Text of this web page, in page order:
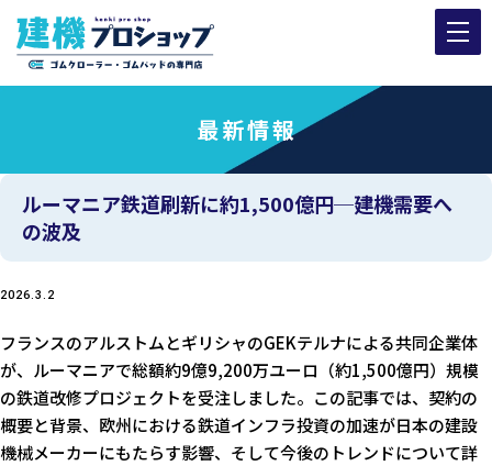
最新情報
ルーマニア鉄道刷新に約1,500億円─建機需要へ
の波及
2026.3.2
フランスのアルストムとギリシャのGEKテルナによる共同企業体
が、ルーマニアで総額約9億9,200万ユーロ（約1,500億円）規模
の鉄道改修プロジェクトを受注しました。この記事では、契約の
概要と背景、欧州における鉄道インフラ投資の加速が日本の建設
機械メーカーにもたらす影響、そして今後のトレンドについて詳